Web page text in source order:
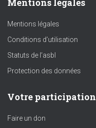
Mentions légales
Mentions légales
Conditions d’utilisation
Statuts de l’asbl
Protection des données
Votre participation
Faire un don